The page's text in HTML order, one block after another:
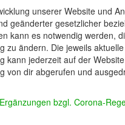
unserer Website und
geänderter gesetzlicher
kann es notwendig werden,
zu ändern. Die jeweils aktuelle
kann jederzeit auf der
von dir abgerufen und
Ergänzungen bzgl. Corona-